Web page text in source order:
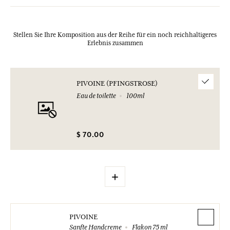
Stellen Sie Ihre Komposition aus der Reihe für ein noch reichhaltigeres
Erlebnis zusammen
PIVOINE (PFINGSTROSE)
Eau de toilette
100ml
$ 70.00
+
PIVOINE
Sanfte Handcreme
Flakon 75 ml